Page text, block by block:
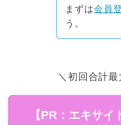
まずは会員
う。
＼初回合計
【PR：エキサ